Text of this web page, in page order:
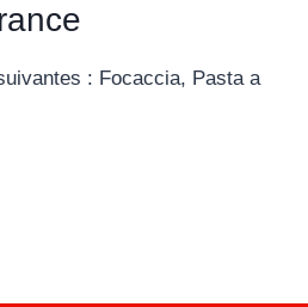
: Focaccia, Pasta a